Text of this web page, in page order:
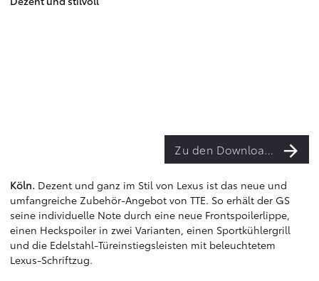
Zu den Downloads
Köln. Dezent und ganz im Stil von Lexus ist das neue und
umfangreiche Zubehör-Angebot von TTE. So erhält der GS
seine individuelle Note durch eine neue Frontspoilerlippe,
einen Heckspoiler in zwei Varianten, einen Sportkühlergrill
und die Edelstahl-Türeinstiegsleisten mit beleuchtetem
Lexus-Schriftzug.